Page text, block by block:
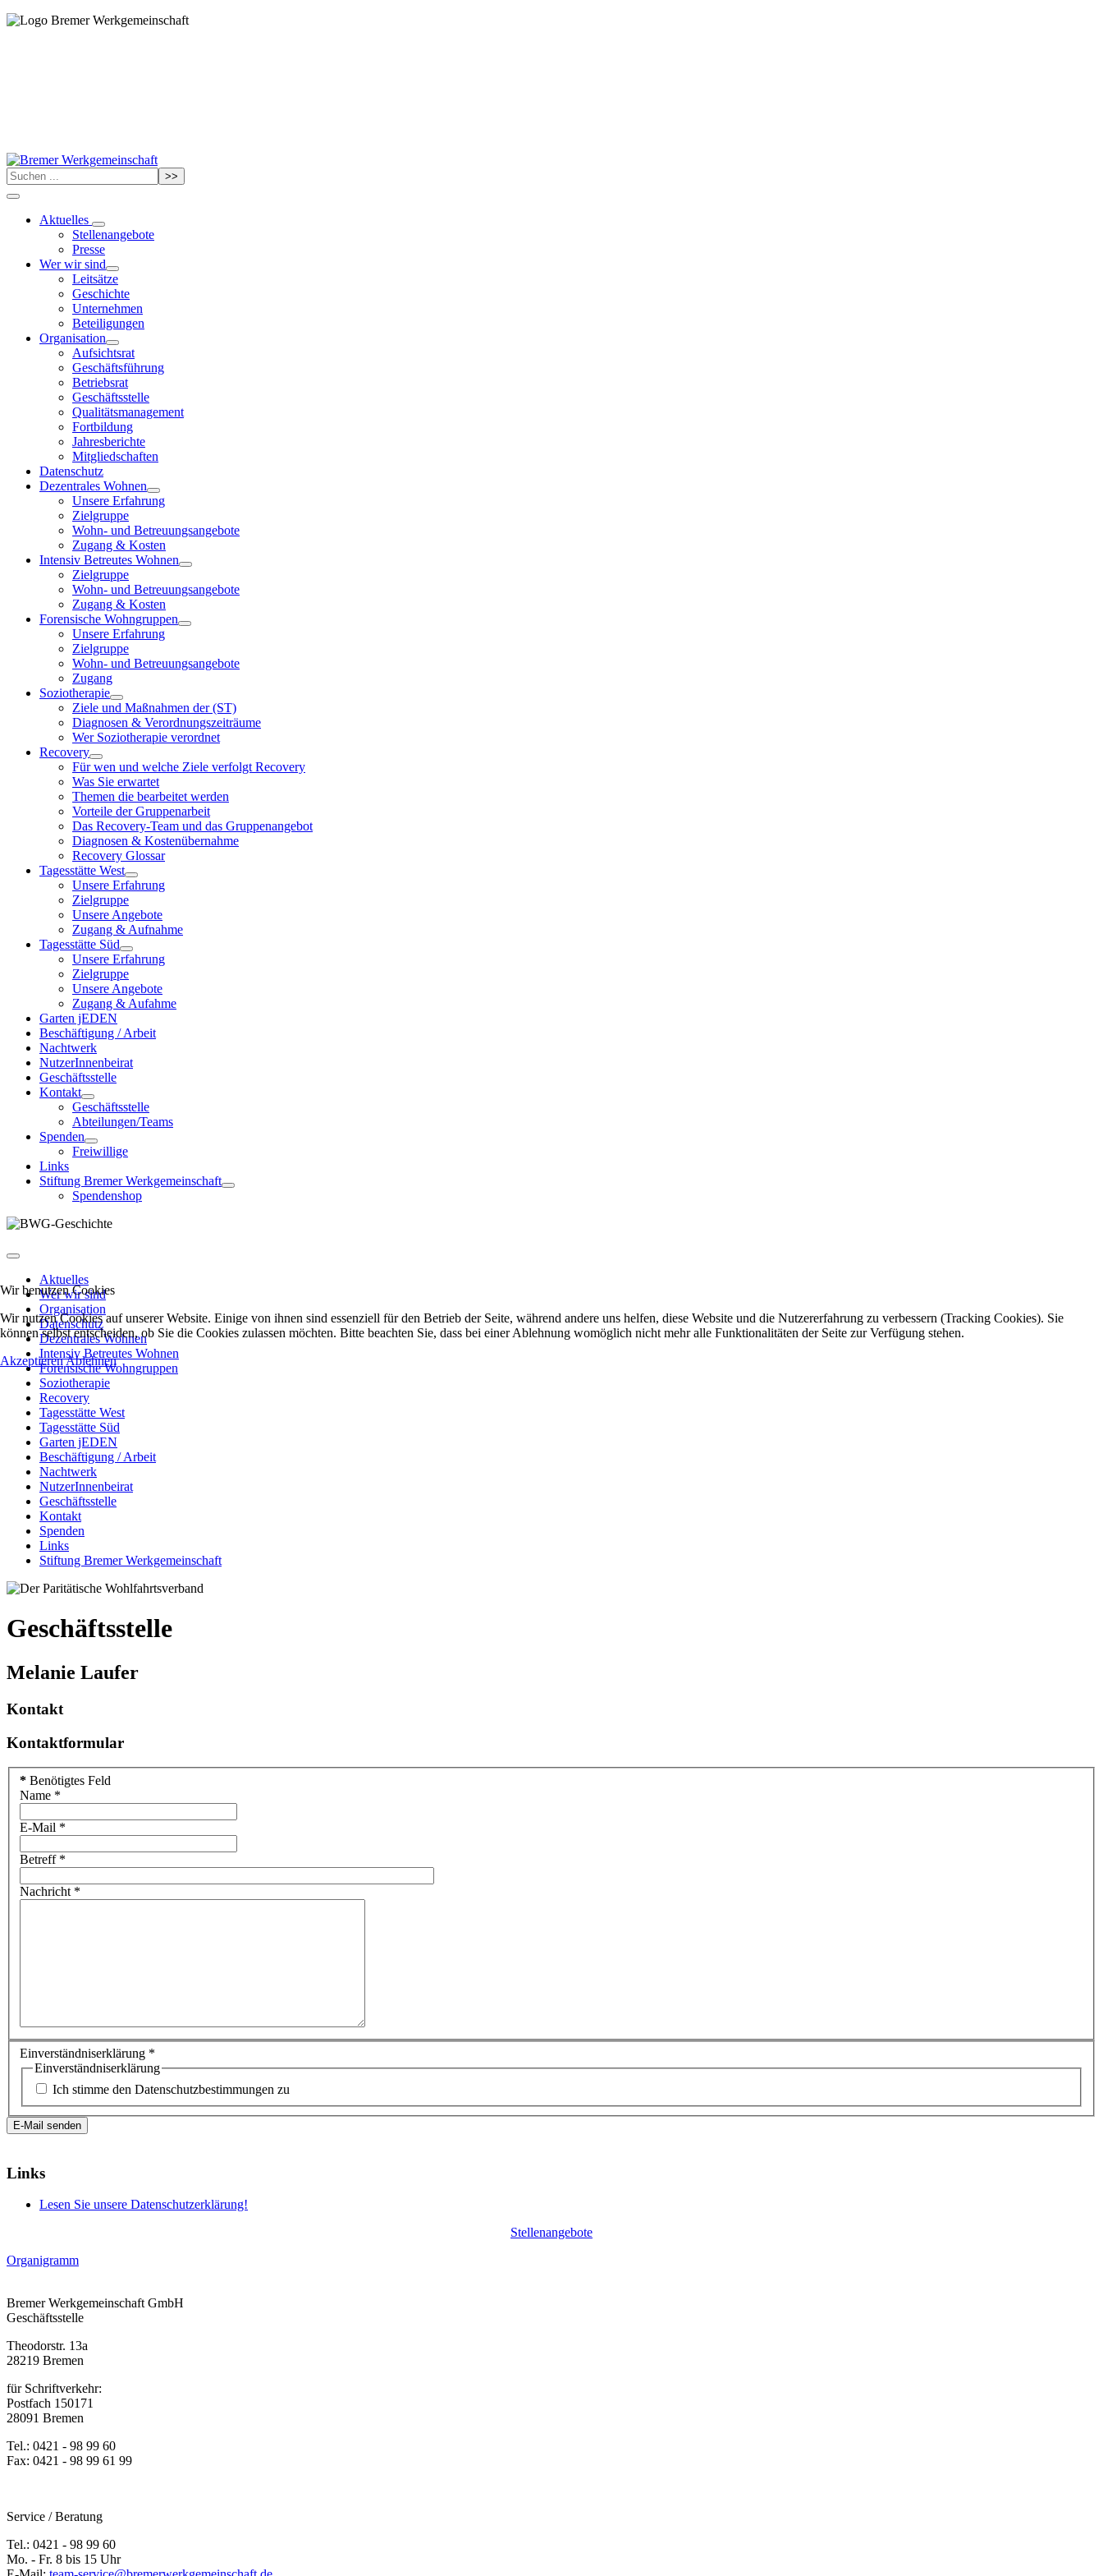
>>
Aktuelles
Stellenangebote
Presse
Wer wir sind
Leitsätze
Geschichte
Unternehmen
Beteiligungen
Organisation
Aufsichtsrat
Geschäftsführung
Betriebsrat
Geschäftsstelle
Qualitätsmanagement
Fortbildung
Jahresberichte
Mitgliedschaften
Datenschutz
Dezentrales Wohnen
Unsere Erfahrung
Zielgruppe
Wohn- und Betreuungsangebote
Zugang & Kosten
Intensiv Betreutes Wohnen
Zielgruppe
Wohn- und Betreuungsangebote
Zugang & Kosten
Forensische Wohngruppen
Unsere Erfahrung
Zielgruppe
Wohn- und Betreuungsangebote
Zugang
Soziotherapie
Ziele und Maßnahmen der (ST)
Diagnosen & Verordnungszeiträume
Wer Soziotherapie verordnet
Recovery
Für wen und welche Ziele verfolgt Recovery
Was Sie erwartet
Themen die bearbeitet werden
Vorteile der Gruppenarbeit
Das Recovery-Team und das Gruppenangebot
Diagnosen & Kostenübernahme
Recovery Glossar
Tagesstätte West
Unsere Erfahrung
Zielgruppe
Unsere Angebote
Zugang & Aufnahme
Tagesstätte Süd
Unsere Erfahrung
Zielgruppe
Unsere Angebote
Zugang & Aufahme
Garten jEDEN
Beschäftigung / Arbeit
Nachtwerk
NutzerInnenbeirat
Geschäftsstelle
Kontakt
Geschäftsstelle
Abteilungen/Teams
Spenden
Freiwillige
Links
Stiftung Bremer Werkgemeinschaft
Spendenshop
Aktuelles
Wer wir sind
Organisation
Datenschutz
Dezentrales Wohnen
Intensiv Betreutes Wohnen
Forensische Wohngruppen
Soziotherapie
Recovery
Tagesstätte West
Tagesstätte Süd
Garten jEDEN
Beschäftigung / Arbeit
Nachtwerk
NutzerInnenbeirat
Geschäftsstelle
Kontakt
Spenden
Links
Stiftung Bremer Werkgemeinschaft
Geschäftsstelle
Melanie Laufer
Kontakt
Kontaktformular
* Benötigtes Feld
Name *
E-Mail *
Betreff*
Nachricht *
Einverständniserklärung *
Einverständniserklärung
Ich stimme den Datenschutzbestimmungen zu
E-Mail senden
Links
Lesen Sie unsere Datenschutzerklärung!
Stellenangebote
Organigramm
Bremer Werkgemeinschaft GmbH
Geschäftsstelle
Theodorstr. 13a
28219 Bremen
für Schriftverkehr:
Postfach 150171
28091 Bremen
Tel.: 0421 - 98 99 60
Fax: 0421 - 98 99 61 99
Service / Beratung
Tel.: 0421 - 98 99 60
Mo. - Fr. 8 bis 15 Uhr
Wir benutzen Cookies
Wir nutzen Cookies auf unserer Website. Einige von ihnen sind essenziell für den Betrieb der Seite, während andere uns helfen, diese Website und die Nutzererfahrung zu verbessern (Tracking Cookies). Sie
können selbst entscheiden, ob Sie die Cookies zulassen möchten. Bitte beachten Sie, dass bei einer Ablehnung womöglich nicht mehr alle Funktionalitäten der Seite zur Verfügung stehen.
AkzeptierenAblehnen